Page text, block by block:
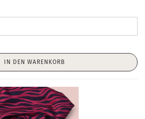
IN DEN WARENKORB